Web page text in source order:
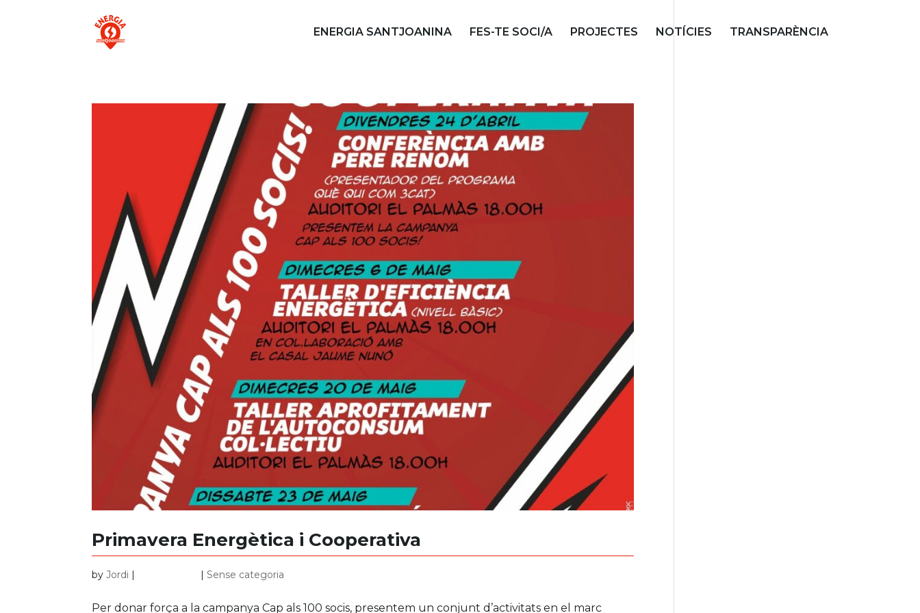
ENERGIA SANTJOANINA FES-TE SOCI/A PROJECTES NOTÍCIES TRANSPARÈNCIA
Primavera Energètica i Cooperativa
byJordi | |Sense categoria
Per donar força a la campanya Cap als 100 socis, presentem un conjunt d’activitats en el marc